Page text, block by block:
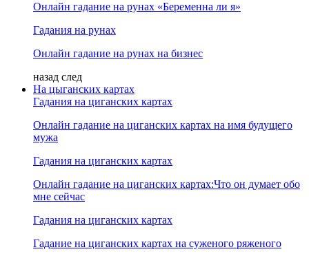
Онлайн гадание на рунах «Беременна ли я»
Гадания на рунах
Онлайн гадание на рунах на бизнес
назад след
На цыганских картах
Гадания на циганских картах
Онлайн гадание на циганских картах на имя будущего
мужа
Гадания на циганских картах
Онлайн гадание на циганских картах:Что он думает обо
мне сейчас
Гадания на циганских картах
Гадание на циганских картах на суженого ряженого